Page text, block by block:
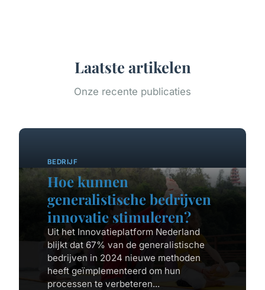
Laatste artikelen
Onze recente publicaties
BEDRIJF
Hoe kunnen
generalistische bedrijven
innovatie stimuleren?
Uit het Innovatieplatform Nederland
blijkt dat 67% van de generalistische
bedrijven in 2024 nieuwe methoden
heeft geïmplementeerd om hun
processen te verbeteren...